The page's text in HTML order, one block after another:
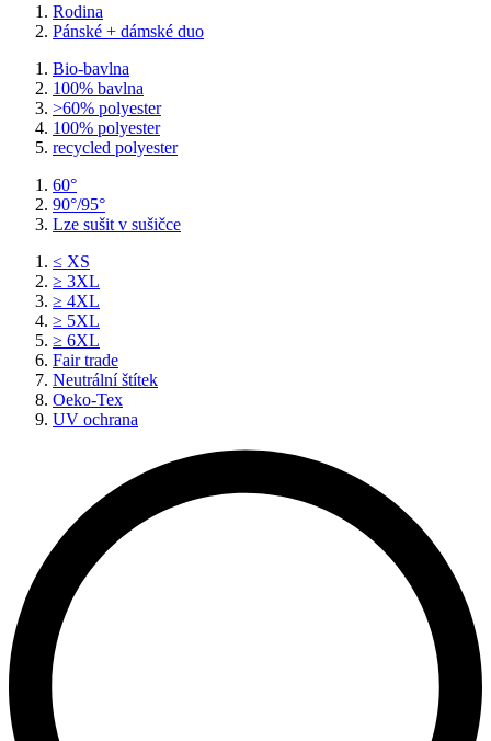
Rodina
Pánské + dámské duo
Bio-bavlna
100% bavlna
>60% polyester
100% polyester
recycled polyester
60°
90°/95°
Lze sušit v sušičce
≤ XS
≥ 3XL
≥ 4XL
≥ 5XL
≥ 6XL
Fair trade
Neutrální štítek
Oeko-Tex
UV ochrana